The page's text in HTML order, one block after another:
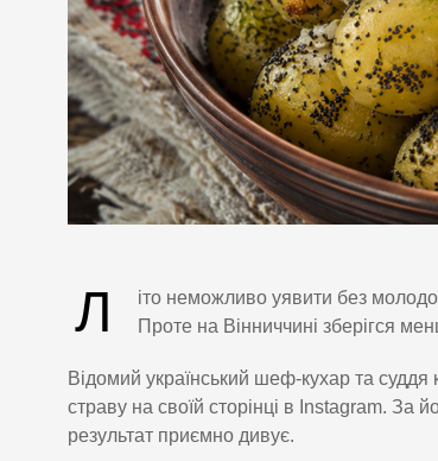
Л
іто неможливо уявити без
Проте на Вінниччині зберігся
Відомий український шеф-кухар та
страву на своїй сторінці в Instagram. За
результат приємно дивує.